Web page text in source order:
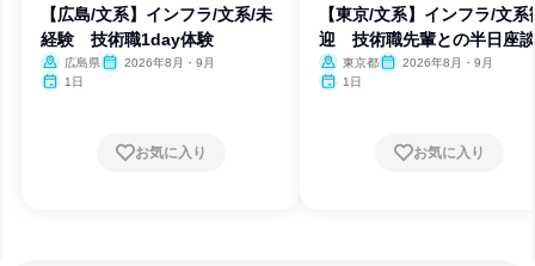
【広島/文系】インフラ/文系/未
経験 技術職1day体験
広島県
2026年8月・9月
1日
お気に入り
【東京/文系】インフラ/文系
迎 技術職先輩との半日座
東京都
2026年8月・9月
1日
お気に入り